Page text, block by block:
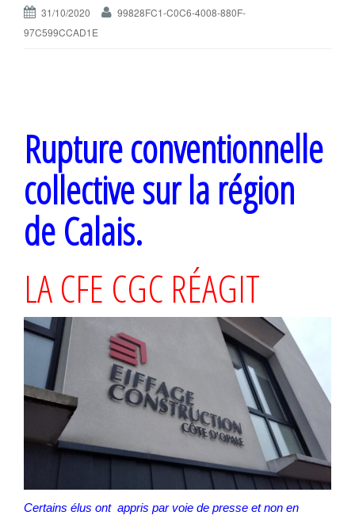
31/10/2020
99828FC1-C0C6-4008-880F-
97C599CCAD1E
Rupture conventionnelle
collective sur la région
de Calais.
LA CFE CGC RÉAGIT
Certains élus ont appris par voie de presse et non en